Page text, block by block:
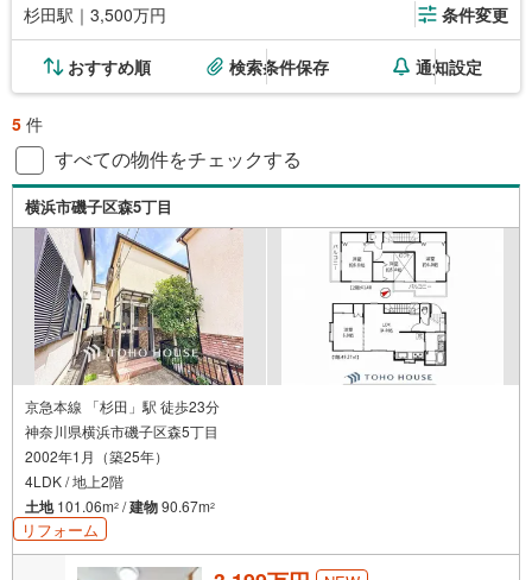
杉田駅｜3,500万円 条件変更
おすすめ順 検索条件保存 通知設定
5 件
すべての物件をチェックする
横浜市磯子区森5丁目
京急本線 「杉田」駅 徒歩23分
神奈川県横浜市磯子区森5丁目
2002年1月（築25年）
4LDK / 地上2階
土地101.06m2 /建物90.67m2
リフォーム